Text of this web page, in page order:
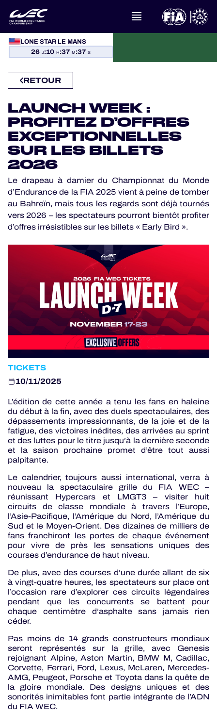
LONE STAR LE MANS
26 J:10 H:37 M:37 S
À PROPOS DU FIA WEC
CLASSEMENTS
RÉSULTATS
LA GRILLE
OÙ REGARDER
PROGRAMMES OFFICIELS
HOSPITALITÉS
BILLETTERIE
24H LEMANS
ELMS
MLMC
ALMS
RETOUR
LAUNCH WEEK :
PROFITEZ D’OFFRES
EXCEPTIONNELLES
SUR LES BILLETS
2026
Le drapeau à damier du Championnat du Monde
d’Endurance de la FIA 2025 vient à peine de tomber
au Bahreïn, mais tous les regards sont déjà tournés
vers 2026 – les spectateurs pourront bientôt profiter
d’offres irrésistibles sur les billets « Early Bird ».
TICKETS
10/11/2025
L’édition de cette année a tenu les fans en haleine
du début à la fin, avec des duels spectaculaires, des
dépassements impressionnants, de la joie et de la
fatigue, des victoires inédites, des arrivées au sprint
et des luttes pour le titre jusqu’à la dernière seconde
et la saison prochaine promet d’être tout aussi
palpitante.
Le calendrier, toujours aussi international, verra à
nouveau la spectaculaire grille du FIA WEC –
réunissant Hypercars et LMGT3 – visiter huit
circuits de classe mondiale à travers l’Europe,
l’Asie-Pacifique, l’Amérique du Nord, l’Amérique du
Sud et le Moyen-Orient. Des dizaines de milliers de
fans franchiront les portes de chaque événement
pour vivre de près les sensations uniques des
courses d’endurance de haut niveau.
De plus, avec des courses d’une durée allant de six
à vingt-quatre heures, les spectateurs sur place ont
l’occasion rare d’explorer ces circuits légendaires
pendant que les concurrents se battent pour
chaque centimètre d’asphalte sans jamais rien
céder.
Pas moins de 14 grands constructeurs mondiaux
seront représentés sur la grille, avec Genesis
rejoignant Alpine, Aston Martin, BMW M, Cadillac,
Corvette, Ferrari, Ford, Lexus, McLaren, Mercedes-
AMG, Peugeot, Porsche et Toyota dans la quête de
la gloire mondiale. Des designs uniques et des
sonorités inimitables font partie intégrante de l’ADN
du FIA WEC.